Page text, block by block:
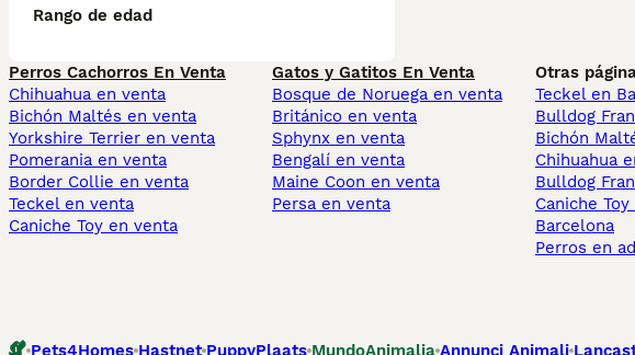
Rango de edad
Perros Cachorros En Venta
Chihuahua en venta
Bichón Maltés en venta
Yorkshire Terrier en venta
Pomerania en venta
Border Collie en venta
Teckel en venta
Caniche Toy en venta
Gatos y Gatitos En Venta
Bosque de Noruega en venta
Británico en venta
Sphynx en venta
Bengalí en venta
Maine Coon en venta
Persa en venta
Otras
Teckel en
Bulldog
Bichón
Chihuahua
Bulldog
Caniche
Barcelona
Perros en
Pets4Homes Hastnet PuppyPlaats MundoAnimalia Annunci Animali